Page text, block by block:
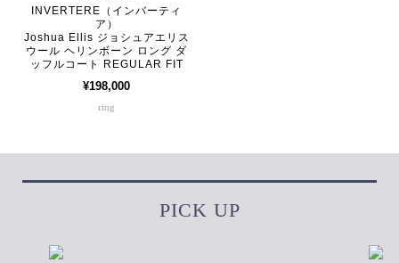
INVERTERE（インバーティ
ア）
Joshua Ellis ジョシュアエリス
ウール ヘリンボーン ロング ダ
ッフルコート REGULAR FIT
¥198,000
ring
PICK UP